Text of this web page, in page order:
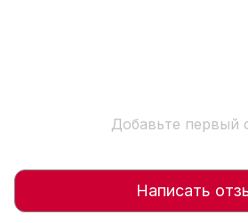
Добавьте первый
Написать